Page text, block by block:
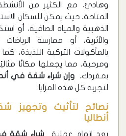
وهادئ، مع الكثير من الأنشطة
المتاحة، حيث يمكن للسكان
الذهبية والمياه الصافية، أو
والأثرية، أو ممارسة الرياضات
بالمأكولات التركية اللذيذة،
ومرحبة، مما يجعلها مكانًا
بمفردك، وإن شراء شقة في
لتجربة كل هذه المزايا.
نصائح لتأثيث وتجهيز
أنطاليا
بعد اتمام عملية شراء شقة